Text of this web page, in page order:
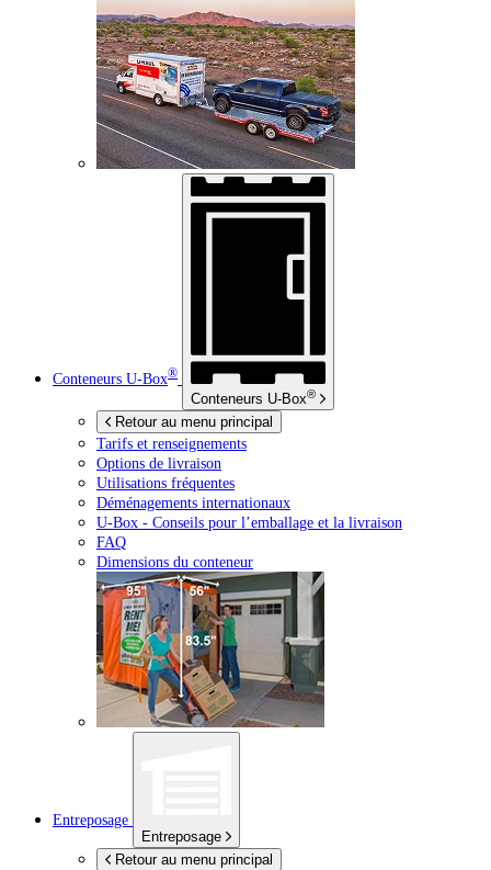
Conteneurs U-Box®
Conteneurs U-Box®
Retour au menu principal
Tarifs et renseignements
Options de livraison
Utilisations fréquentes
Déménagements internationaux
U-Box - Conseils pour l’emballage et la livraison
FAQ
Dimensions du conteneur
Entreposage
Entreposage
Retour au menu principal